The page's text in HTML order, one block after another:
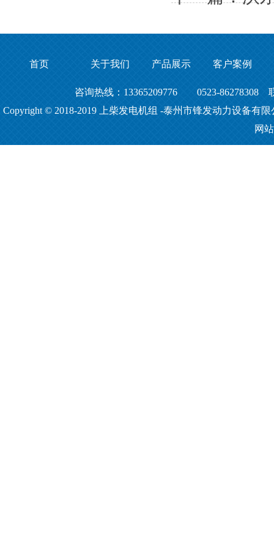
首页 关于我们 产品展示 客户案例
咨询热线：13365209776 0523-86278308
Copyright © 2018-2019
上柴发电机组 -泰州市锋发动力设备有
网